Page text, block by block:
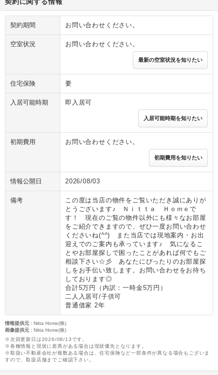
契約に関する情報
契約期間 お問い合わせください。
空室状況 お問い合わせください。
最新の空室状況を知りたい
住宅保険 要
入居可能時期 即入居可
入居可能時期を知りたい
初期費用 お問い合わせください。
初期費用を知りたい
情報公開日 2026/08/03
備考
この度は当店の物件をご覧いただき誠にありが
とうございます♪ Ｎｉｔｔａ Ｈｏｍｅで
す！ 現在のご覧の物件以外にも様々なお部屋
をご紹介できますので、ぜひ一度お問い合わせ
くださいね(^^) また当店では現地案内・お出
迎えでのご案内も承っています♪ 気になるこ
とやお部屋探しで困ったことがあれば何でもご
相談下さい☆彡 あなたにぴったりのお部屋探
しをお手伝い致します。お問い合わせをお待ち
しております◎
合計5万円（内訳：一時金5万円）
二人入居可/子供可
普通借家 2年
情報提供元 : Nitta Home(株)
画像提供元 : Nitta Home(株)
※次回更新日は2026/08/13です。
※各種情報と現状に差異がある場合は現状優先となります。
※取扱い不動産会社が複数ある場合は、住宅保険など一部条件が異なる場合もございま
すので、取扱店舗までご確認下さい。